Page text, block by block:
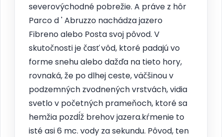
severovýchodné pobrežie. A práve z hôr
Parco d ' Abruzzo nachádza jazero
Fibreno alebo Posta svoj pôvod. V
skutočnosti je časť vôd, ktoré padajú vo
forme snehu alebo dažďa na tieto hory,
rovnaká, že po dlhej ceste, väčšinou v
podzemných zvodnených vrstvách, vidia
svetlo v početných prameňoch, ktoré sa
hemžia pozdĺž brehov jazera.kŕmenie to
isté asi 6 mc. vody za sekundu. Pôvod, ten